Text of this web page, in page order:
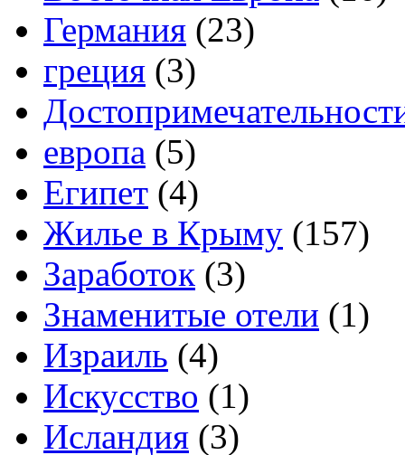
Германия (23)
греция (3)
европа (5)
Египет (4)
Жилье в Крыму (157)
Заработок (3)
Знаменитые отели (1)
Израиль (4)
Искусство (1)
Исландия (3)